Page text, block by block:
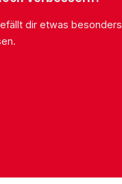
dir etwas besonders